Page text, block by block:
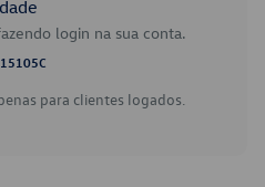
login na sua conta.
para clientes logados.